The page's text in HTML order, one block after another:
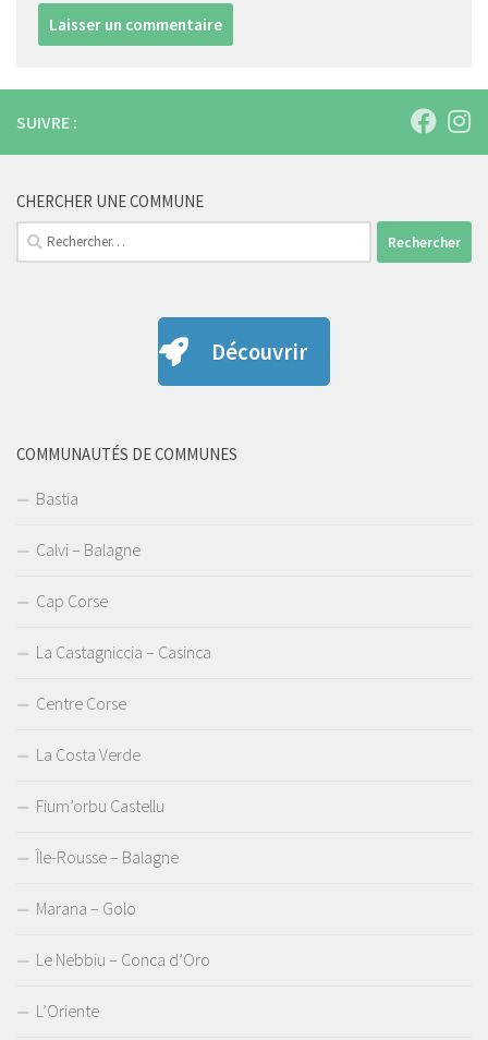
SUIVRE :
CHERCHER UNE COMMUNE
Rechercher :
Découvrir
COMMUNAUTÉS DE COMMUNES
Bastia
Calvi – Balagne
Cap Corse
La Castagniccia – Casinca
Centre Corse
La Costa Verde
Fium’orbu Castellu
Île-Rousse – Balagne
Marana – Golo
Le Nebbiu – Conca d’Oro
L’Oriente